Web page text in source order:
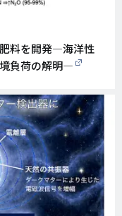
料を開発―海洋性
負荷の解明―